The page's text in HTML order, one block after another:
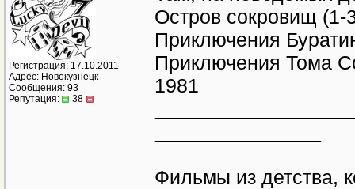
Регистрация: 17.10.2011
Адрес: Новокузнецк
Сообщения: 93
Репутация:
38
Остров сокровищ (1-
Приключения
Приключения Тома
1981
Фильмы из детства,